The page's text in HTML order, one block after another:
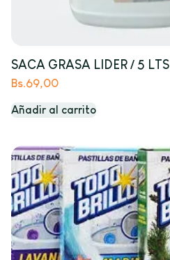
SACA GRASA LIDER / 5 LTS
Bs.69,00
Añadir al carrito